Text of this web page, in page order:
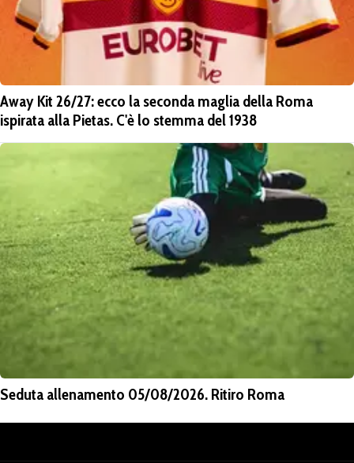
Away Kit 26/27: ecco la seconda maglia della Roma
ispirata alla Pietas. C'è lo stemma del 1938
Seduta allenamento 05/08/2026. Ritiro Roma